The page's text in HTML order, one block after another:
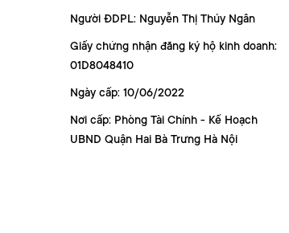
Người ĐDPL: Nguyễn Thị Thúy Ngân
Giấy chứng nhận đăng ký hộ kinh doanh:
01D8048410
Ngày cấp: 10/06/2022
Nơi cấp: Phòng Tài Chính - Kế Hoạch
UBND Quận Hai Bà Trưng Hà Nội